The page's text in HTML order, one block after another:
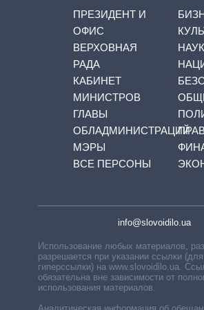
ПРЕЗИДЕНТ И
ОФИС
ВЕРХОВНАЯ
РАДА
КАБИНЕТ
МИНИСТРОВ
ГЛАВЫ
ОБЛАДМИНИСТРАЦИЙ
МЭРЫ
ВСЕ ПЕРСОНЫ
info@slovoidilo.ua
Использование любых материалов,
разрешается при указании ссылки
гиперссылки) на www.slovoidilo.ua.
обязательна вне зависимости от
использования материалов.